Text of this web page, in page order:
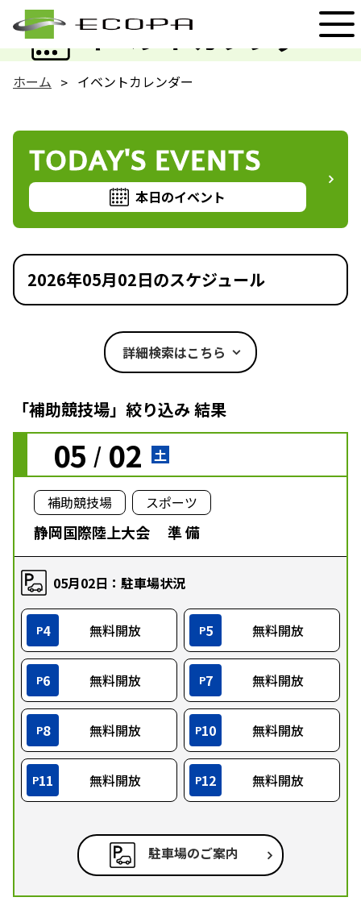
イベントカレンダー
EVENT
ホーム イベントカレンダー
TODAY'S EVENTS
本日のイベント
2026年05月02日のスケジュール
詳細検索はこちら
「補助競技場」絞り込み 結果
05 / 02 土
補助競技場 スポーツ
静岡国際陸上大会 準 備
05月02日：駐車場状況
P4 無料開放 P5 無料開放
P6 無料開放 P7 無料開放
P8 無料開放 P10 無料開放
P11 無料開放 P12 無料開放
駐車場のご案内